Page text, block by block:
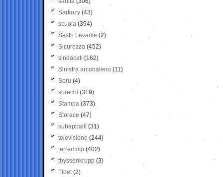
Sarkozy (43)
scuola (354)
Sestri Levante (2)
Sicurezza (452)
sindacati (162)
Sinistra arcobaleno (11)
Soru (4)
sprechi (319)
Stampa (373)
Storace (47)
subappalti (31)
televisione(244)
terremoto (402)
thyssenkrupp (3)
Tibet(2)